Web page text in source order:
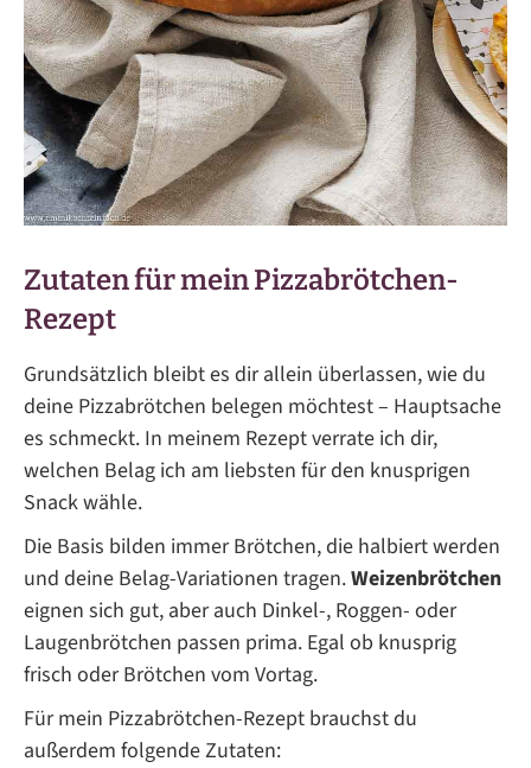
Zutaten für mein Pizzabrötchen-
Rezept
Grundsätzlich bleibt es dir allein überlassen, wie du
deine Pizzabrötchen belegen möchtest – Hauptsache
es schmeckt. In meinem Rezept verrate ich dir,
welchen Belag ich am liebsten für den knusprigen
Snack wähle.
Die Basis bilden immer Brötchen, die halbiert werden
und deine Belag-Variationen tragen.Weizenbrötchen
eignen sich gut, aber auch Dinkel-, Roggen- oder
Laugenbrötchen passen prima. Egal ob knusprig
frisch oder Brötchen vom Vortag.
Für mein Pizzabrötchen-Rezept brauchst du
außerdem folgende Zutaten: